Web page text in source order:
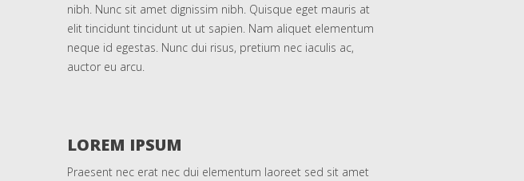
nibh. Nunc sit amet dignissim nibh. Quisque eget mauris at
elit tincidunt tincidunt ut ut sapien. Nam aliquet elementum
neque id egestas. Nunc dui risus, pretium nec iaculis ac,
auctor eu arcu.
LOREM IPSUM
Praesent nec erat nec dui elementum laoreet sed sit amet